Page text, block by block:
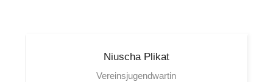
Niuscha Plikat
Vereinsjugendwartin